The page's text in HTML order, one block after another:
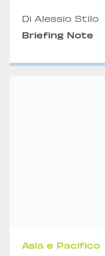
Di Alessio Stilo
Briefing Note
Asia e Pacifico